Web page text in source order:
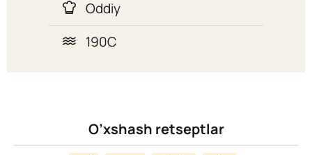
Oddiy
190C
O’xshash retseptlar